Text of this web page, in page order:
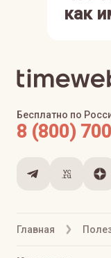
как
Главная
Бесплатно по
8 (800)